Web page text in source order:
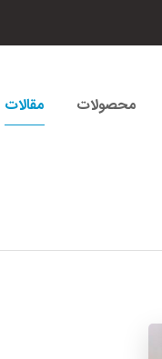
محصولات مقالات